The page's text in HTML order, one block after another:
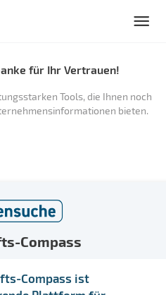
für Ihr Vertrauen!
Tools, die Ihnen noch
bieten.
Compass
Compass ist